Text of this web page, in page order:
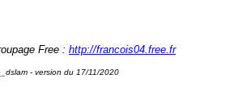
Free : http://francois04.free.fr
- version du 17/11/2020